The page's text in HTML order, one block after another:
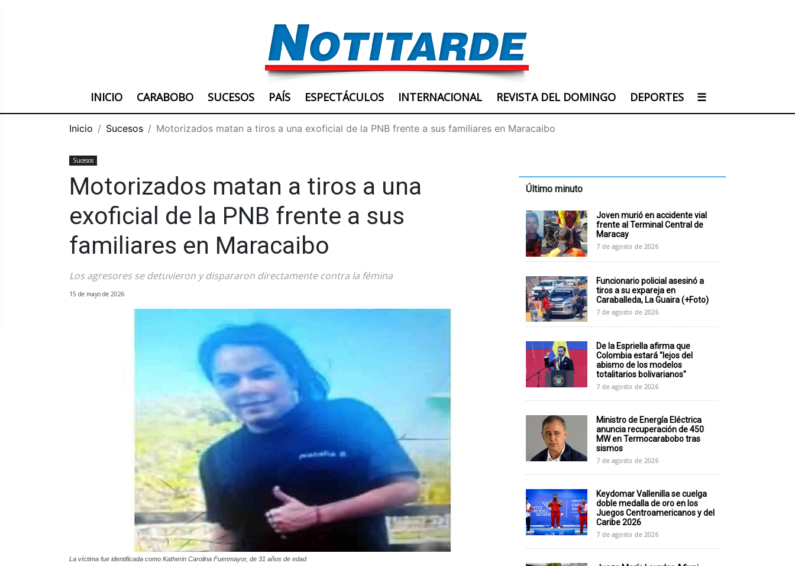
INICIO CARABOBO SUCESOS PAÍS ESPECTÁCULOS INTERNACIONAL REVISTA DEL DOMINGO DEPORTES ☰
Inicio Sucesos Motorizados matan a tiros a una exoficial de la PNB frente a sus familiares en Maracaibo
Sucesos
Motorizados matan a tiros a una
exoficial de la PNB frente a sus
familiares en Maracaibo
Los agresores se detuvieron y dispararon directamente contra la fémina
15 de mayo de 2026
La víctima fue identificada como Katherin Carolina Fuenmayor, de 31 años de edad
Último minuto
Joven murió en accidente vial
frente al Terminal Central de
Maracay
7 de agosto de 2026
Funcionario policial asesinó a
tiros a su expareja en
Caraballeda, La Guaira (+Foto)
7 de agosto de 2026
De la Espriella afirma que
Colombia estará "lejos del
abismo de los modelos
totalitarios bolivarianos"
7 de agosto de 2026
Ministro de Energía Eléctrica
anuncia recuperación de 450
MW en Termocarabobo tras
sismos
7 de agosto de 2026
Keydomar Vallenilla se cuelga
doble medalla de oro en los
Juegos Centroamericanos y del
Caribe 2026
7 de agosto de 2026